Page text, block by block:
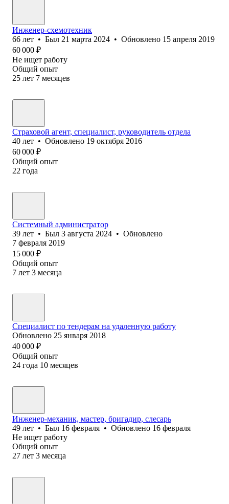
Инженер-схемотехник
66 лет • Был 21 марта 2024 • Обновлено 15 апреля 2019
60 000 ₽
Не ищет работу
Общий опыт
25 лет 7 месяцев
Страховой агент, специалист, руководитель отдела
40 лет • Обновлено 19 октября 2016
60 000 ₽
Общий опыт
22 года
Системный администратор
39 лет • Был 3 августа 2024 • Обновлено
7 февраля 2019
15 000 ₽
Общий опыт
7 лет 3 месяца
Специалист по тендерам на удаленную работу
Обновлено 25 января 2018
40 000 ₽
Общий опыт
24 года 10 месяцев
Инженер-механик, мастер, бригадир, слесарь
49 лет • Был 16 февраля • Обновлено 16 февраля
Не ищет работу
Общий опыт
27 лет 3 месяца